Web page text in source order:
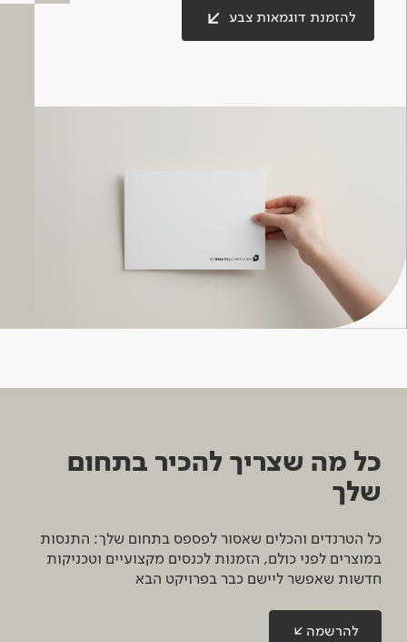
להזמנת דוגמאות צבע
כל מה שצריך להכיר בתחום
שלך
כל הטרנדים והכלים שאסור לפספס בתחום שלך: התנסות
במוצרים לפני כולם, הזמנות לכנסים מקצועיים וטכניקות
חדשות שאפשר ליישם כבר בפרויקט הבא
להרשמה